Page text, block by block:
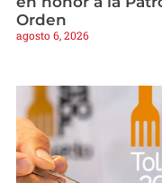
Orden
agosto 6, 2026